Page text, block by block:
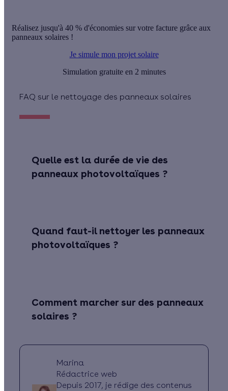
Réalisez jusqu'à 40 % d'économies sur votre facture grâce aux
panneaux solaires !
Je simule mon projet solaire
Simulation gratuite en 2 minutes
FAQ sur le nettoyage des panneaux solaires
Quelle est la durée de vie des
panneaux photovoltaïques ?
Quand faut-il nettoyer les panneaux
photovoltaïques ?
Comment marcher sur des panneaux
solaires ?
Marina
Rédactrice web
Depuis 2017, je rédige des contenus